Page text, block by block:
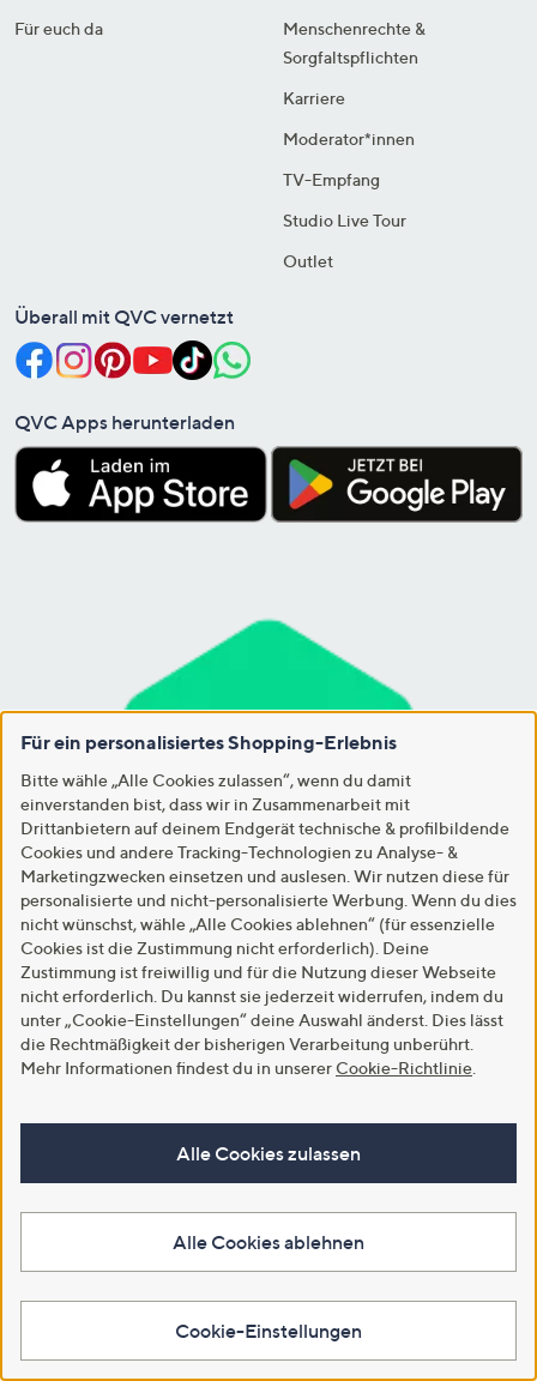
Für euch da
Menschenrechte &
Sorgfaltspflichten
Karriere
Moderator*innen
TV-Empfang
Studio Live Tour
Outlet
Überall mit QVC vernetzt
QVC Apps herunterladen
International
USA
Großbritannien Italien Japan
Copyright © 2001 - 2026 QVC Handel S.à r.l. & Co. KG
Datenschutzbestimmungen, die
Standardsund dasImpressum.
Für ein personalisiertes Shopping-Erlebnis
Bitte wähle „Alle Cookies zulassen“, wenn du damit
einverstanden bist, dass wir in Zusammenarbeit mit
Drittanbietern auf deinem Endgerät technische & profilbildende
Cookies und andere Tracking-Technologien zu Analyse- &
Marketingzwecken einsetzen und auslesen. Wir nutzen diese für
personalisierte und nicht-personalisierte Werbung. Wenn du dies
nicht wünschst, wähle „Alle Cookies ablehnen“ (für essenzielle
Cookies ist die Zustimmung nicht erforderlich). Deine
Zustimmung ist freiwillig und für die Nutzung dieser Webseite
nicht erforderlich. Du kannst sie jederzeit widerrufen, indem du
unter „Cookie-Einstellungen“ deine Auswahl änderst. Dies lässt
die Rechtmäßigkeit der bisherigen Verarbeitung unberührt.
Mehr Informationen findest du in unserer Cookie-Richtlinie
Alle Cookies zulassen
Alle Cookies ablehnen
Cookie-Einstellungen